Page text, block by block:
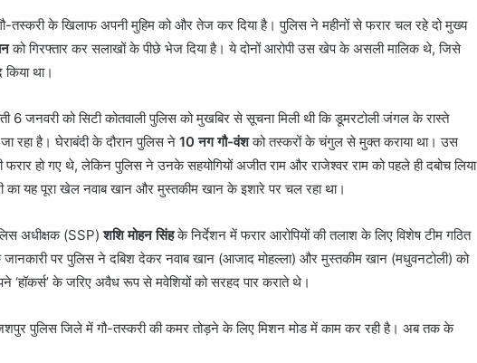
के खिलाफ अपनी मुहिम को और तेज कर दिया है। पुलिस ने महीनों से फरार चल रहे दो मुख्य
को गिरफ्तार कर सलाखों के पीछे भेज दिया है। ये दोनों आरोपी उस खेप के असली मालिक थे, जिसे
था।
6 जनवरी को सिटी कोतवाली पुलिस को मुखबिर से सूचना मिली थी कि डूमरटोली जंगल के रास्ते
रहा है। घेराबंदी के दौरान पुलिस ने 10 नग गौ-वंशको तस्करों के चंगुल से मुक्त कराया था। उस
हो गए थे, लेकिन पुलिस ने उनके सहयोगियों अजीत राम और राजेश्वर राम को पहले ही दबोच लिया
यह पूरा खेल नवाब खान और मुस्तकीम खान के इशारे पर चल रहा था।
अधीक्षक (SSP)शशि मोहन सिंहके निर्देशन में फरार आरोपियों की तलाश के लिए विशेष टीम गठित
पर पुलिस ने दबिश देकर नवाब खान (आजाद मोहल्ला) और मुस्तकीम खान (मधुवनटोली) को
‘हॉकर्स’ के जरिए अवैध रूप से मवेशियों को सरहद पार कराते थे।
पुलिस जिले में गौ-तस्करी की कमर तोड़ने के लिए मिशन मोड में काम कर रही है। अब तक के